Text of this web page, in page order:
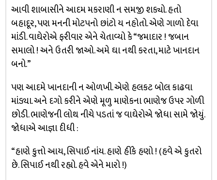
આવી શાબાસીને આદમ મકરાણી ન સમજી શક્યો. હતો
બહાદૂર, પણ મનની મોટપનો છાંટો ય નહોતો. એણે ગાળો દેવા
માંડી. વાઘેરોએ ફરીવાર એને ચેતાવ્યો કે “જમાદાર ! જબાન
સમાલો ! અને ઉતરી જાઓ. અમે ઘા નથી કરતા, માટે ખાનદાન
બનો.”
પણ આદમે ખાનદાની ન ઓળખી. એણે હલકટ બોલ કાઢવા
માંડ્યા. અને દગો કરીને એણે મૂળુ માણેકના ભાણેજ ઉપર ગોળી
છોડી. ભાણેજની લોથ નીચે પડતાં જ વાઘેરોએ જોધા સામે જોયું.
જોધાએ આજ્ઞા દીધી :
“હાણે કુત્તો આય, સિપાઈ નાંય. હાણે હીંકે હણો ! (હવે એ કુતરો
છે. સિપાઈ નથી રહ્યો. હવે એને મારો !)